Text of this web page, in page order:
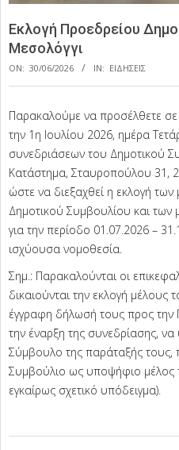
Εκλογή Προεδρείου
Μεσολόγγι
ON: 30/06/2026 IN: ΕΙΔΗΣΕΙΣ
Παρακαλούμε να προσέλθετε σε
την 1η Ιουλίου 2026, ημέρα
συνεδριάσεων του Δημοτικού
Κατάστημα, Σταυροπούλου 31,
ώστε να διεξαχθεί η εκλογή
Δημοτικού Συμβουλίου και των
για την περίοδο 01.07.2026 –
ισχύουσα νομοθεσία.
Σημ.: Παρακαλούνται οι
δικαιούνται την εκλογή
έγγραφη δήλωσή τους προς
την έναρξη της συνεδρίασης,
Σύμβουλο της παράταξής τους,
Συμβούλιο ως υποψήφιο μέλος
εγκαίρως σχετικό υπόδειγμα).